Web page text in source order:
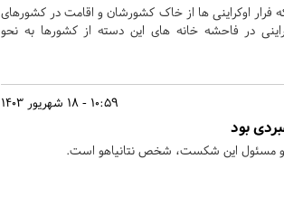
فرار اوکراینی ها از خاک کشورشان و اقامت در کشورهای
در فاحشه خانه های این دسته از کشورها به نحو
10:59 - 18 شهریور 1403
بود
مسئول این شکست، شخص نتانیاهو است.